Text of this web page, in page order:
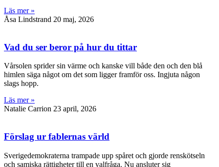
Läs mer »
Åsa Lindstrand 20 maj, 2026
Vad du ser beror på hur du tittar
Vårsolen sprider sin värme och kanske vill både den och den blå
himlen säga något om det som ligger framför oss. Ingjuta någon
slags hopp.
Läs mer »
Natalie Carrion 23 april, 2026
Förslag ur fablernas värld
Sverigedemokraterna trampade upp spåret och gjorde renskötseln
och samiska rättigheter till en valfråga. Nu ansluter sig